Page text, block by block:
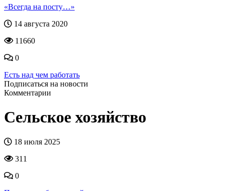
«Всегда на посту…»
14 августа 2020
11660
0
Есть над чем работать
Подписаться на новости
Комментарии
Сельское хозяйство
18 июля 2025
311
0